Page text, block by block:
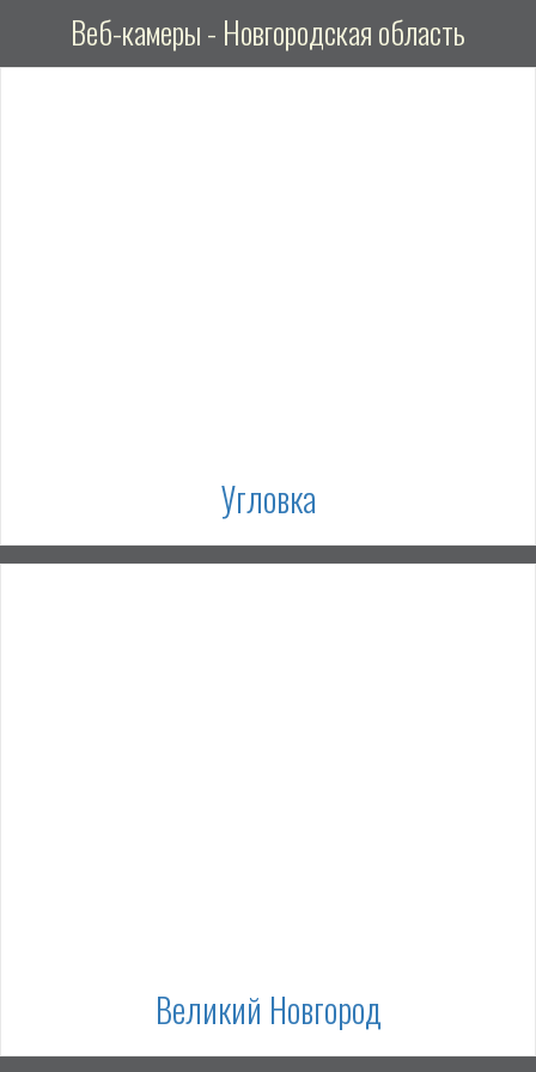
Веб-камеры - Новгородская область
Угловка
Великий Новгород